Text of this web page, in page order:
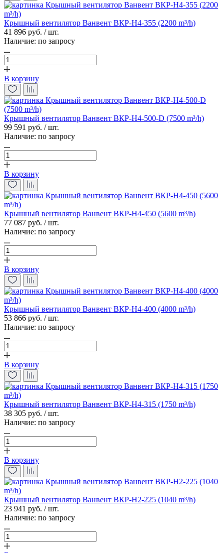
Крышный вентилятор Ванвент ВКР-Н4-355 (2200 m³/h)
41 896 руб. / шт.
Наличие: по запросу
В корзину
Крышный вентилятор Ванвент ВКР-Н4-500-D (7500 m³/h)
99 591 руб. / шт.
Наличие: по запросу
В корзину
Крышный вентилятор Ванвент ВКР-Н4-450 (5600 m³/h)
77 087 руб. / шт.
Наличие: по запросу
В корзину
Крышный вентилятор Ванвент ВКР-Н4-400 (4000 m³/h)
53 866 руб. / шт.
Наличие: по запросу
В корзину
Крышный вентилятор Ванвент ВКР-Н4-315 (1750 m³/h)
38 305 руб. / шт.
Наличие: по запросу
В корзину
Крышный вентилятор Ванвент ВКР-Н2-225 (1040 m³/h)
23 941 руб. / шт.
Наличие: по запросу